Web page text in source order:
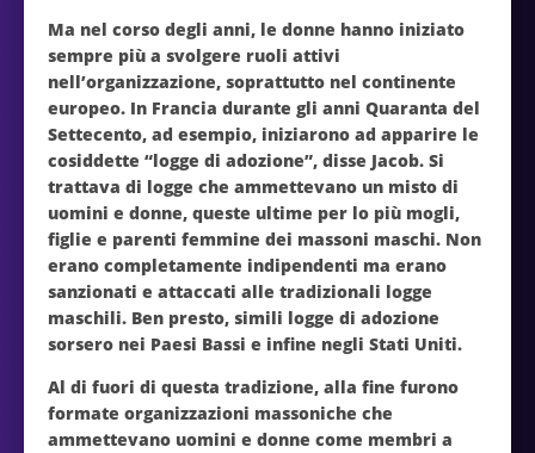
Ma nel corso degli anni, le donne hanno iniziato
sempre più a svolgere ruoli attivi
nell’organizzazione, soprattutto nel continente
europeo. In Francia durante gli anni Quaranta del
Settecento, ad esempio, iniziarono ad apparire le
cosiddette “logge di adozione”, disse Jacob. Si
trattava di logge che ammettevano un misto di
uomini e donne, queste ultime per lo più mogli,
figlie e parenti femmine dei massoni maschi. Non
erano completamente indipendenti ma erano
sanzionati e attaccati alle tradizionali logge
maschili. Ben presto, simili logge di adozione
sorsero nei Paesi Bassi e infine negli Stati Uniti.
Al di fuori di questa tradizione, alla fine furono
formate organizzazioni massoniche che
ammettevano uomini e donne come membri a